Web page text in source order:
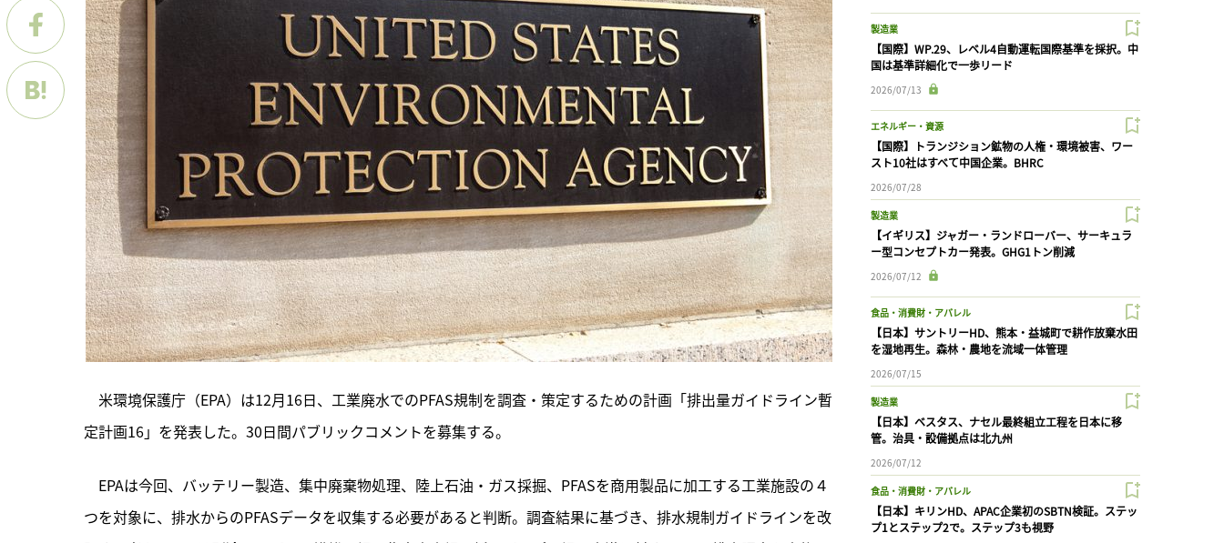
米環境保護庁（EPA）は12月16日、工業廃水でのPFAS規制を調査・策定するための計画「排出量ガイドライン暫
定計画16」を発表した。30日間パブリックコメントを募集する。
EPAは今回、 バッテリー製造、集中廃棄物処理、陸上石油・ガス採掘、PFASを商用製品に加工する工業施設の４
つを対象に、排水からのPFASデータを収集する必要があると判断。調査結果に基づき、排水規制ガイドラインを改
製造業
【国際】WP.29、レベル4自動運転国際基準を採択。中
国は基準詳細化で一歩リード
2026/07/13
エネルギー・資源
【国際】トランジション鉱物の人権・環境被害、ワー
スト10社はすべて中国企業。BHRC
2026/07/28
製造業
【イギリス】ジャガー・ランドローバー、サーキュラ
ー型コンセプトカー発表。GHG1トン削減
2026/07/12
食品・消費財・アパレル
【日本】サントリーHD、熊本・益城町で耕作放棄水田
を湿地再生。森林・農地を流域一体管理
2026/07/15
製造業
【日本】ベスタス、ナセル最終組立工程を日本に移
管。治具・設備拠点は北九州
2026/07/12
食品・消費財・アパレル
【日本】キリンHD、APAC企業初のSBTN検証。ステッ
プ1とステップ2で。ステップ3も視野